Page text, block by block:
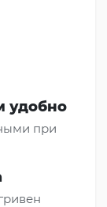
удобно
при